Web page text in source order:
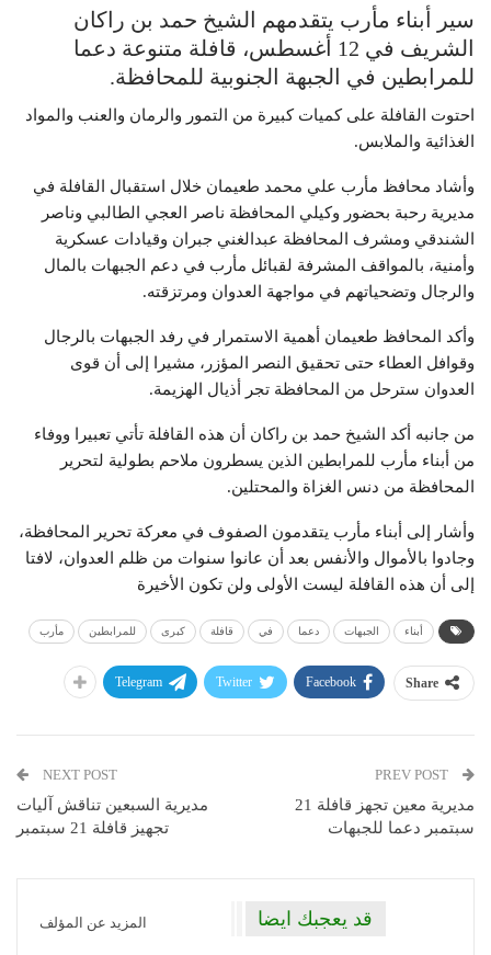
سير أبناء مأرب يتقدمهم الشيخ حمد بن راكان
الشريف في 12 أغسطس، قافلة متنوعة دعما
للمرابطين في الجبهة الجنوبية للمحافظة.
احتوت القافلة على كميات كبيرة من التمور والرمان والعنب والمواد
الغذائية والملابس.
وأشاد محافظ مأرب علي محمد طعيمان خلال استقبال القافلة في
مديرية رحبة بحضور وكيلي المحافظة ناصر العجي الطالبي وناصر
الشندقي ومشرف المحافظة عبدالغني جبران وقيادات عسكرية
وأمنية، بالمواقف المشرفة لقبائل مأرب في دعم الجبهات بالمال
والرجال وتضحياتهم في مواجهة العدوان ومرتزقته.
وأكد المحافظ طعيمان أهمية الاستمرار في رفد الجبهات بالرجال
وقوافل العطاء حتى تحقيق النصر المؤزر، مشيرا إلى أن قوى
العدوان سترحل من المحافظة تجر أذيال الهزيمة.
من جانبه أكد الشيخ حمد بن راكان أن هذه القافلة تأتي تعبيرا ووفاء
من أبناء مأرب للمرابطين الذين يسطرون ملاحم بطولية لتحرير
المحافظة من دنس الغزاة والمحتلين.
وأشار إلى أبناء مأرب يتقدمون الصفوف في معركة تحرير المحافظة،
وجادوا بالأموال والأنفس بعد أن عانوا سنوات من ظلم العدوان، لافتا
إلى أن هذه القافلة ليست الأولى ولن تكون الأخيرة
أبناء الجبهات دعما في قافلة كبرى للمرابطين مأرب
Share
Facebook
Twitter
Telegram
مديرية معين تجهز قافلة 21
سبتمبر دعما للجبهات
NEXT POST
مديرية السبعين تناقش آليات
تجهيز قافلة 21 سبتمبر
قد يعجبك ايضا المزيد عن المؤلف